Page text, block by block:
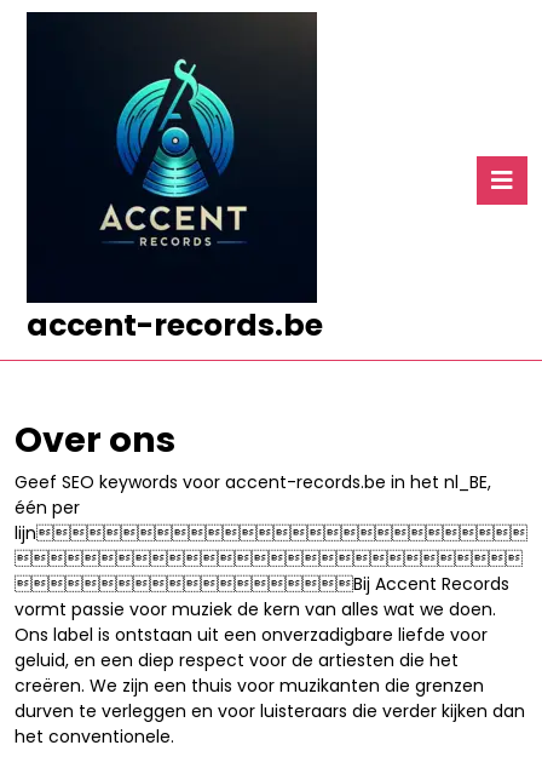
accent-records.be
Over ons
Geef SEO keywords voor accent-records.be in het nl_BE,
één per
lijn

Bij Accent Records
vormt passie voor muziek de kern van alles wat we doen.
Ons label is ontstaan uit een onverzadigbare liefde voor
geluid, en een diep respect voor de artiesten die het
creëren. We zijn een thuis voor muzikanten die grenzen
durven te verleggen en voor luisteraars die verder kijken dan
het conventionele.